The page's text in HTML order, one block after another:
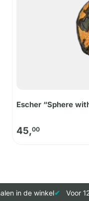
Escher “Sphere
45,00
in de winkel Voor